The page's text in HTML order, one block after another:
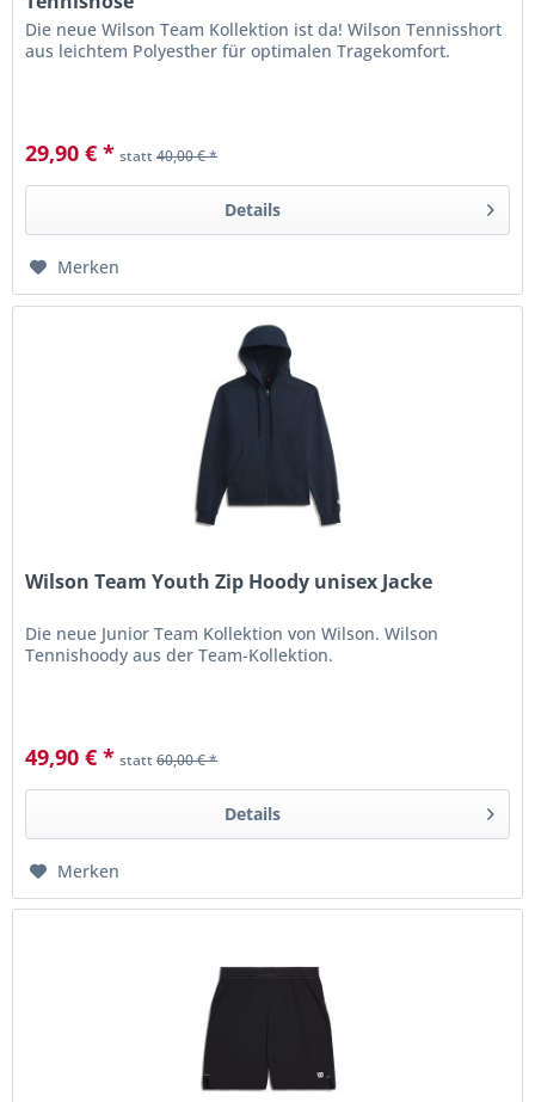
Die neue Wilson Team Kollektion ist da! Wilson Tennisshort
aus leichtem Polyesther für optimalen Tragekomfort.
29,90 € * statt40,00 € *
Details
Merken
Wilson Team Youth Zip Hoody unisex Jacke
Die neue Junior Team Kollektion von Wilson. Wilson
Tennishoody aus der Team-Kollektion.
49,90 € * statt60,00 € *
Details
Merken